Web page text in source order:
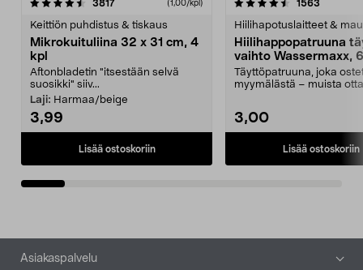
3817arvostelut (1,00/kpl)
Keittiön puhdistus & tiskaus
Mikrokuituliina 32 x 31 cm, 4
kpl
Aftonbladetin "itsestään selvä
suosikki" siiv...
Laji: Harmaa/beige
3,99
Lisää ostoskoriin
4.5viidestä
1563
Hiilihapotuslaitteet &
Hiilihappopatruuna
vaihto Wassermaxx,
Täyttöpatruuna, joka
myymälästä – muista
3,00
Lisää ostoskoriin
4.5viidestä
Alatunniste
Asiakaspalvelu